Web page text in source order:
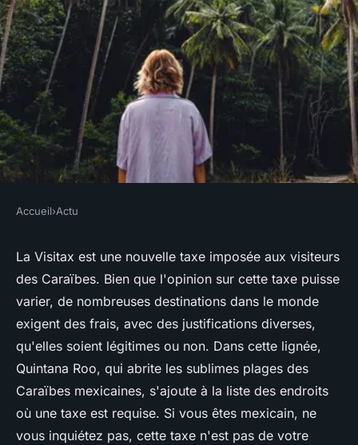
Visitax Mexique : tout ce que
vous devez savoir sur cette
taxe de séjour
véronique•24 novembre 2023 •3 min de lecture
Accueil›Actu
La Visitax est une nouvelle taxe imposée aux visiteurs
des Caraïbes. Bien que l'opinion sur cette taxe puisse
varier, de nombreuses destinations dans le monde
exigent des frais, avec des justifications diverses,
qu'elles soient légitimes ou non. Dans cette lignée,
Quintana Roo, qui abrite les sublimes plages des
Caraïbes mexicaines, s'ajoute à la liste des endroits
où une taxe est requise. Si vous êtes mexicain, ne
vous inquiétez pas, cette taxe n'est pas de votre